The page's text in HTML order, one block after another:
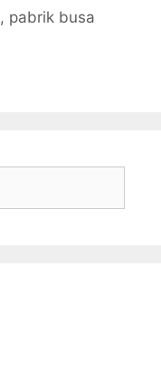
, pabrik busa